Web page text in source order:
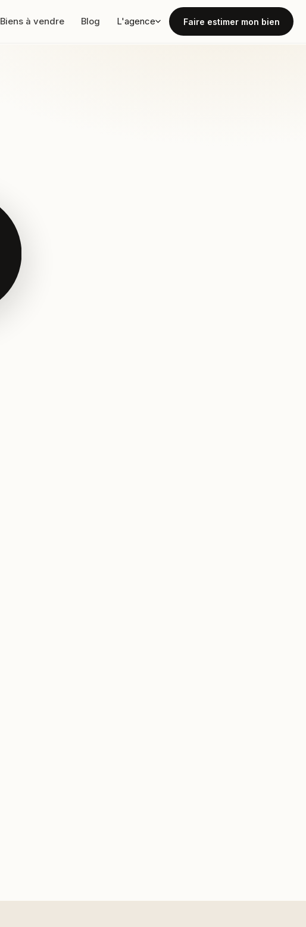
Biens à vendre Blog L'agence Faire estimer mon bien